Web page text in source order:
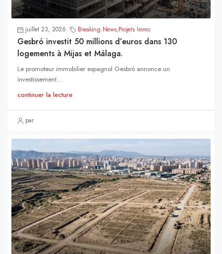
juillet 23, 2026 Breaking News,Projets Immo
Gesbró investit 50 millions d’euros dans 130
logements à Mijas et Málaga.
Le promoteur immobilier espagnol Gesbró annonce un
investissement...
continuer la lecture
par